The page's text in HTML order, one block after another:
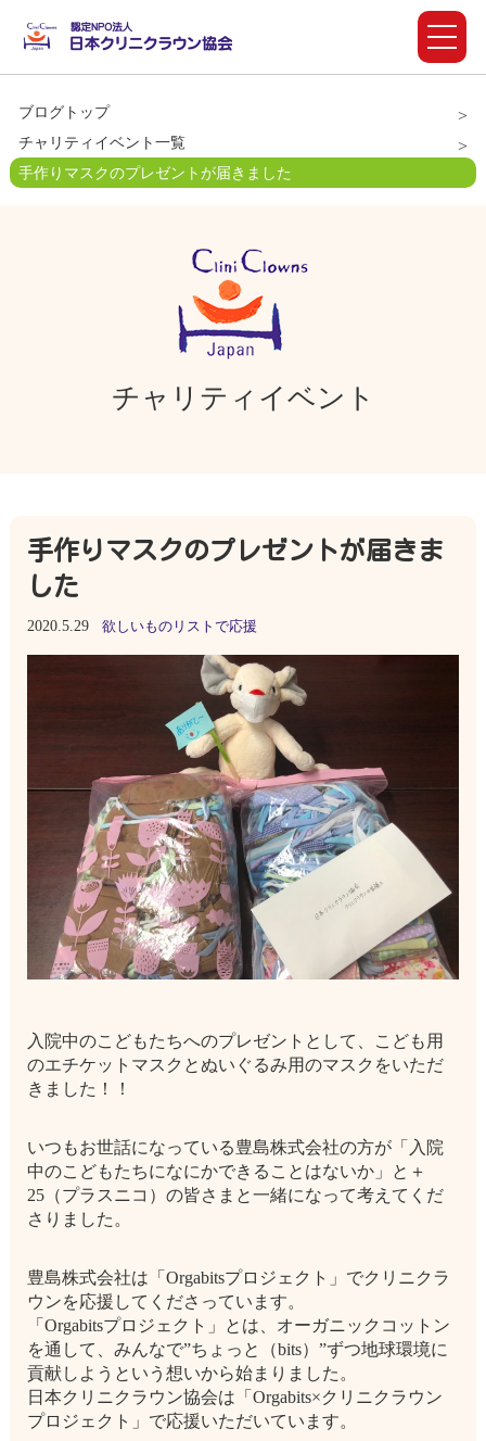
ブログトップ
チャリティイベント一覧
手作りマスクのプレゼントが届きました
チャリティイベント
手作りマスクのプレゼントが届きま
した
2020.5.29 欲しいものリストで応援
入院中のこどもたちへのプレゼントとして、こども用
のエチケットマスクとぬいぐるみ用のマスクをいただ
きました！！
いつもお世話になっている豊島株式会社の方が「入院
中のこどもたちになにかできることはないか」と＋
25（プラスニコ）の皆さまと一緒になって考えてくだ
さりました。
豊島株式会社は「Orgabitsプロジェクト」でクリニクラ
ウンを応援してくださっています。
「Orgabitsプロジェクト」とは、オーガニックコットン
を通して、みんなで”ちょっと（bits）”ずつ地球環境に
貢献しようという想いから始まりました。
日本クリニクラウン協会は「Orgabits×クリニクラウン
プロジェクト」で応援いただいています。